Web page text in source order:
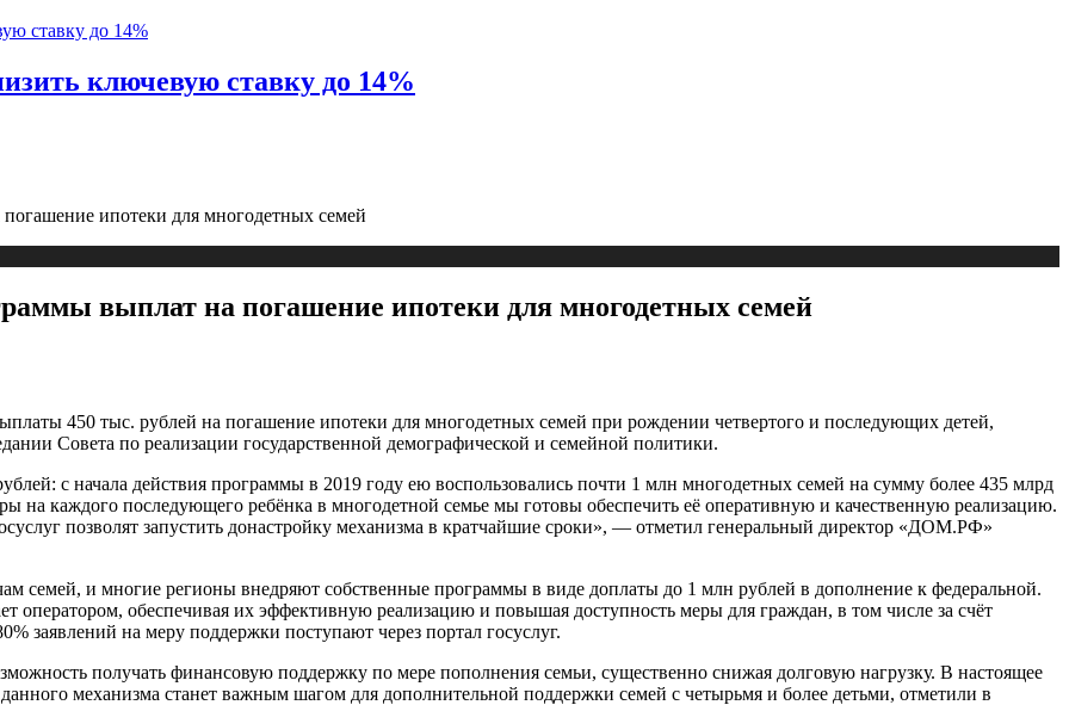
ключевую ставку до 14%
ипотеки для многодетных семей
выплат на погашение ипотеки для многодетных семей
450 тыс. рублей на погашение ипотеки для многодетных семей при рождении четвертого и последующих детей,
Совета по реализации государственной демографической и семейной политики.
с начала действия программы в 2019 году ею воспользовались почти 1 млн многодетных семей на сумму более 435 млрд
на каждого последующего ребёнка в многодетной семье мы готовы обеспечить её оперативную и качественную реализацию.
позволят запустить донастройку механизма в кратчайшие сроки», — отметил генеральный директор «ДОМ.РФ»
семей, и многие регионы внедряют собственные программы в виде доплаты до 1 млн рублей в дополнение к федеральной.
обеспечивая их эффективную реализацию и повышая доступность меры для граждан, в том числе за счёт
заявлений на меру поддержки поступают через портал госуслуг.
получать финансовую поддержку по мере пополнения семьи, существенно снижая долговую нагрузку. В настоящее
механизма станет важным шагом для дополнительной поддержки семей с четырьмя и более детьми, отметили в